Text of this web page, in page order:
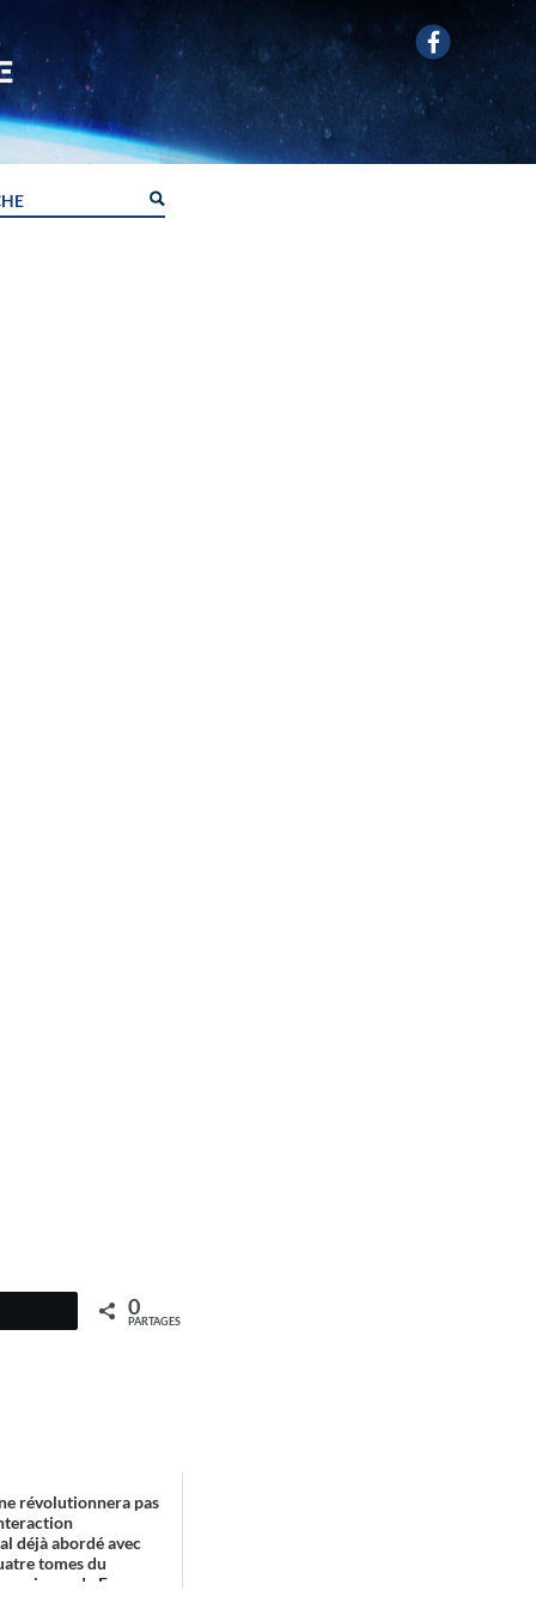
0
PARTAGES
révolutionnera pas
déjà abordé avec
tomes du
de Fran...